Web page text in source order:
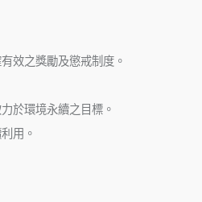
效之獎勵及懲戒制度。
於環境永續之目標。
用。